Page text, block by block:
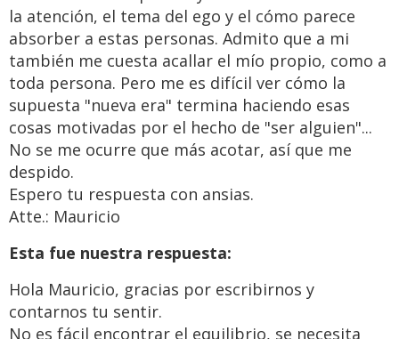
la atención, el tema del ego y el cómo parece
absorber a estas personas. Admito que a mi
también me cuesta acallar el mío propio, como a
toda persona. Pero me es difícil ver cómo la
supuesta "nueva era" termina haciendo esas
cosas motivadas por el hecho de "ser alguien"...
No se me ocurre que más acotar, así que me
despido.
Espero tu respuesta con ansias.
Atte.: Mauricio
Esta fue nuestra respuesta:
Hola Mauricio, gracias por escribirnos y
contarnos tu sentir.
No es fácil encontrar el equilibrio, se necesita